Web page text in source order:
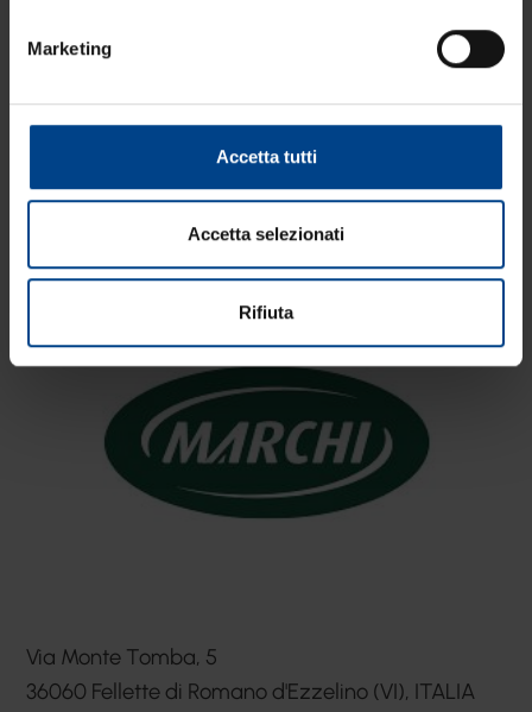
Marketing
Accetta tutti
Accetta selezionati
Rifiuta
Via Monte Tomba, 5
36060 Fellette di Romano d'Ezzelino (VI), ITALIA